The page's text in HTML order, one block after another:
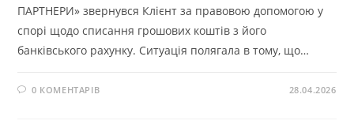
ПАРТНЕРИ» звернувся Клієнт за правовою допомогою у
спорі щодо списання грошових коштів з його
банківського рахунку. Ситуація полягала в тому, що…
0 КОМЕНТАРІВ 28.04.2026